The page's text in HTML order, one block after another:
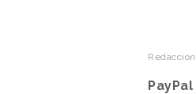
Redacción
PayPal